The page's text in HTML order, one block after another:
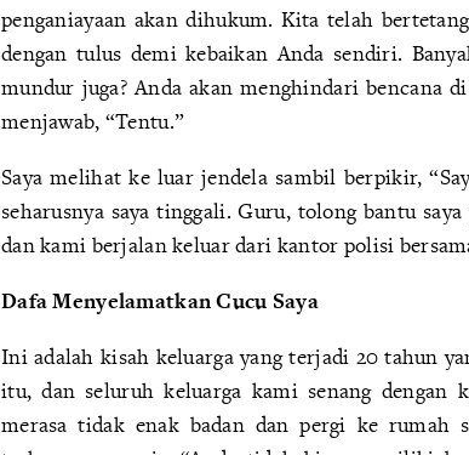
penganiayaan akan dihukum. Kita telah
dengan tulus demi kebaikan Anda sendiri.
mundur juga? Anda akan menghindari bencana
menjawab, “Tentu.”
Saya melihat ke luar jendela sambil berpikir,
seharusnya saya tinggali. Guru, tolong bantu
dan kami berjalan keluar dari kantor polisi
Dafa Menyelamatkan Cucu Saya
Ini adalah kisah keluarga yang terjadi 20 tahun
itu, dan seluruh keluarga kami senang dengan
merasa tidak enak badan dan pergi ke rumah